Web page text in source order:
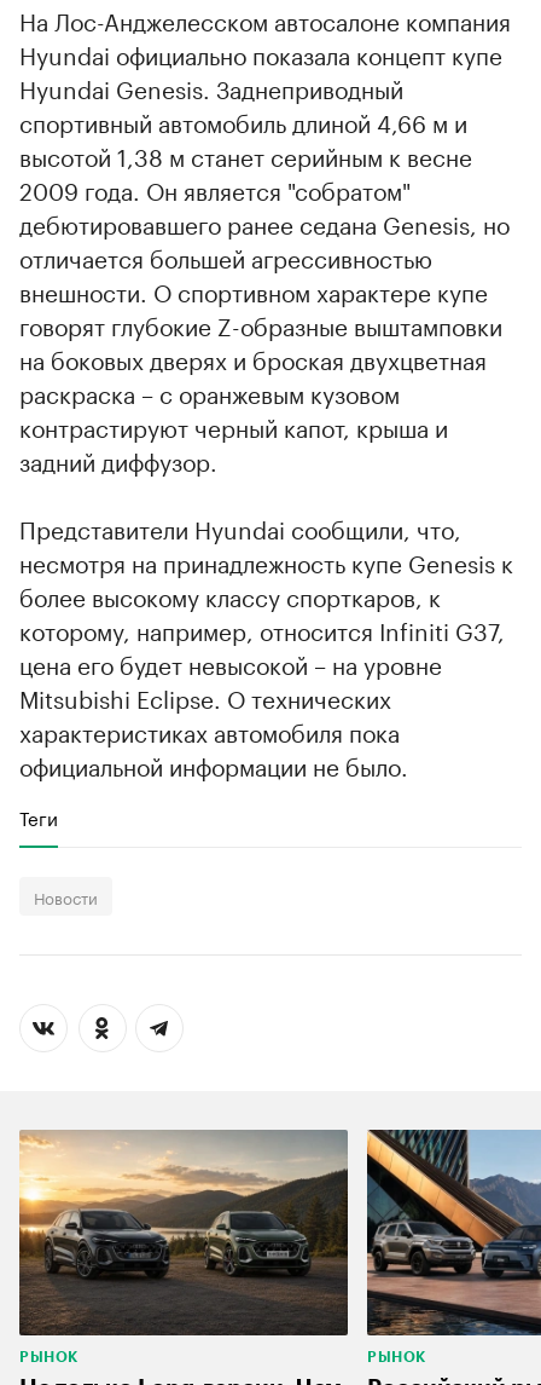
На Лос-Анджелесском автосалоне компания
Hyundai официально показала концепт купе
Hyundai Genesis. Заднеприводный
спортивный автомобиль длиной 4,66 м и
высотой 1,38 м станет серийным к весне
2009 года. Он является "собратом"
дебютировавшего ранее седана Genesis, но
отличается большей агрессивностью
внешности. О спортивном характере купе
говорят глубокие Z-образные выштамповки
на боковых дверях и броская двухцветная
раскраска – с оранжевым кузовом
контрастируют черный капот, крыша и
задний диффузор.
Представители Hyundai сообщили, что,
несмотря на принадлежность купе Genesis к
более высокому классу спорткаров, к
которому, например, относится Infiniti G37,
цена его будет невысокой – на уровне
Mitsubishi Eclipse. О технических
характеристиках автомобиля пока
официальной информации не было.
Теги
Новости
РЫНОК РЫНОК